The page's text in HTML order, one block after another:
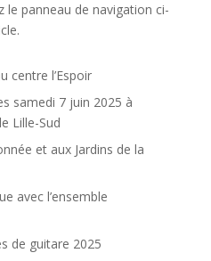
le panneau de navigation ci-
centre l’Espoir
samedi 7 juin 2025 à
Lille-Sud
et aux Jardins de la
avec l’ensemble
de guitare 2025